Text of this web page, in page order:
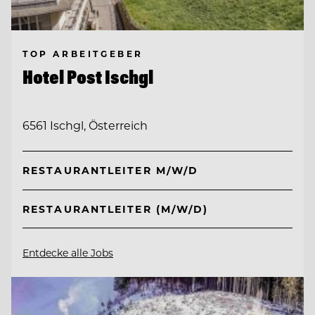
TOP ARBEITGEBER
Hotel Post Ischgl
6561 Ischgl, Österreich
RESTAURANTLEITER M/W/D
RESTAURANTLEITER (M/W/D)
Entdecke alle Jobs